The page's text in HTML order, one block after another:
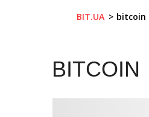
BIT.UA bitcoin
BITCOIN